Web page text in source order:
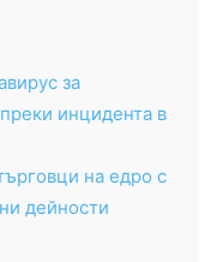
за
инцидента в
на едро с
дейности